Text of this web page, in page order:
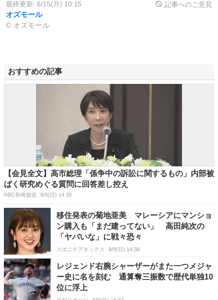
最終更新: 6/15(月) 10:15 記事へのご意見
オズモール
© オズモール
おすすめの記事
【会見全文】高市総理「係争中の訴訟に関するもの」内部被
ばく研究めぐる質問に回答差し控え
NBC長崎放送 8/9(日) 14:38
移住発表の菊地亜美 マレーシアにマンショ
ン購入も「まだ建ってない」 高田純次の
「ヤバいな」に戦々恐々
スポニチアネックス 8/9(日) 14:38
レジェンド右腕シャーザーがまた一つメジャ
ー史に名を刻む 通算奪三振数で歴代単独10
位に浮上